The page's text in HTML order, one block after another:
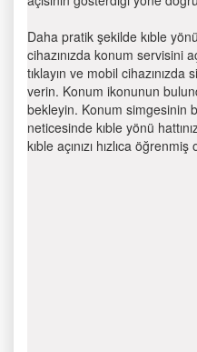
Daha pratik şekilde kıble
cihazınızda konum servisini
tıklayın ve mobil
verin. Konum ikonunun
bekleyin. Konum simgesinin
neticesinde kıble yönü
kıble açınızı hızlıca öğrenmiş